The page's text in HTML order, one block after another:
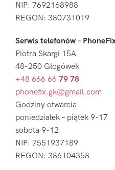
NIP: 7692168988
REGON: 380731019
Serwis telefonów –
Piotra Skargi 15A
48-250 Głogówek
+48 666 66 79 78
phonefix.gk@gmail.com
Godziny otwarcia:
poniedziałek – piątek 9-17
sobota 9-12
NIP: 7551937189
REGON: 386104358